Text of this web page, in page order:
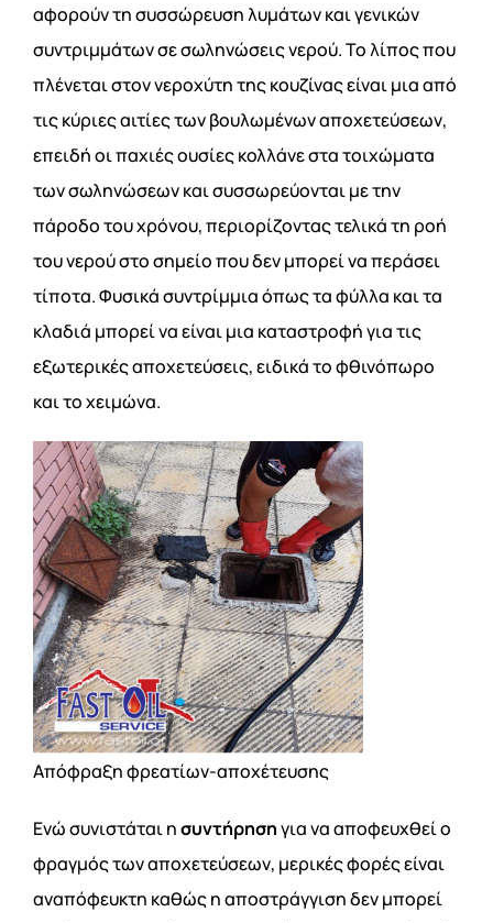
αφορούν τη συσσώρευση λυμάτων και γενικών
συντριμμάτων σε σωληνώσεις νερού. Το λίπος που
πλένεται στον νεροχύτη της κουζίνας είναι μια από
τις κύριες αιτίες των βουλωμένων αποχετεύσεων,
επειδή οι παχιές ουσίες κολλάνε στα τοιχώματα
των σωληνώσεων και συσσωρεύονται με την
πάροδο του χρόνου, περιορίζοντας τελικά τη ροή
του νερού στο σημείο που δεν μπορεί να περάσει
τίποτα. Φυσικά συντρίμμια όπως τα φύλλα και τα
κλαδιά μπορεί να είναι μια καταστροφή για τις
εξωτερικές αποχετεύσεις, ειδικά το φθινόπωρο
και το χειμώνα.
Απόφραξη φρεατίων-αποχέτευσης
Ενώ συνιστάται ησυντήρησηγια να αποφευχθεί ο
φραγμός των αποχετεύσεων, μερικές φορές είναι
αναπόφευκτη καθώς η αποστράγγιση δεν μπορεί